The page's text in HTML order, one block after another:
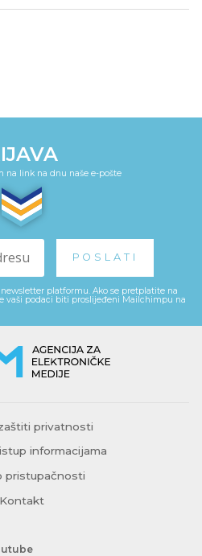
na link na dnu naše e-pošte
platformu. Ako se pretplatite na
vaši podaci biti proslijeđeni Mailchimpu na
privatnosti
informacijama
pristupačnosti
Kontakt